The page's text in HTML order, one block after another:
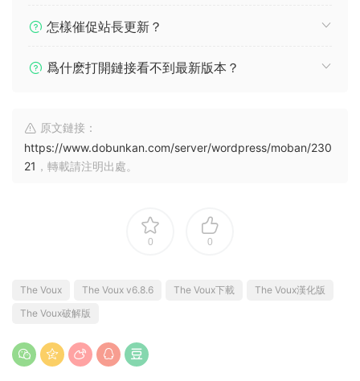
怎樣催促站長更新？
爲什麽打開鏈接看不到最新版本？
原文鏈接：
https://www.dobunkan.com/server/wordpress/moban/230
21 ，轉載請注明出處。
0 0
The Voux The Voux v6.8.6 The Voux下載
The Voux漢化版
The Voux破解版